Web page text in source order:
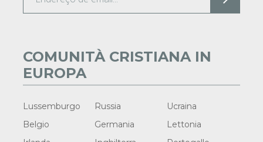
COMUNITÀ CRISTIANA IN
EUROPA
Lussemburgo Russia
Ucraina
Belgio
Germania
Lettonia